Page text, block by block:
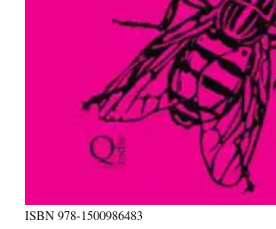
ISBN 978-1500986483